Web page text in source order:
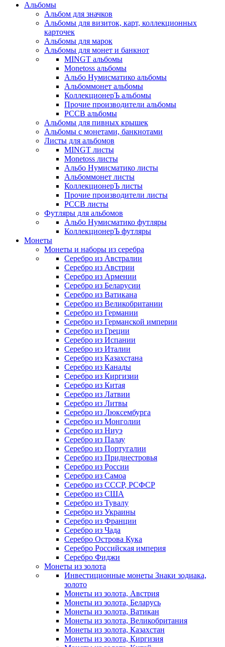
Альбомы
Альбом для значков
Альбомы для визиток, карт, коллекционных
карточек
Альбомы для марок
Альбомы для монет и банкнот
MINGT альбомы
Monetoss альбомы
Альбо Нумисматико альбомы
Альбоммонет альбомы
КоллекционерЪ альбомы
Прочие производители альбомы
РССВ альбомы
Альбомы для пивных крышек
Альбомы с монетами, банкнотами
Листы для альбомов
MINGT листы
Monetoss листы
Альбо Нумисматико листы
Альбоммонет листы
КоллекционерЪ листы
Прочие производители листы
РССВ листы
Футляры для альбомов
Альбо Нумисматико футляры
КоллекционерЪ футляры
Монеты
Монеты и наборы из серебра
Серебро из Австралии
Серебро из Австрии
Серебро из Армении
Серебро из Беларусии
Серебро из Ватикана
Серебро из Великобритании
Серебро из Германии
Серебро из Германской империи
Серебро из Греции
Серебро из Испании
Серебро из Италии
Серебро из Казахстана
Серебро из Канады
Серебро из Киргизии
Серебро из Китая
Серебро из Латвии
Серебро из Литвы
Серебро из Люксембурга
Серебро из Монголии
Серебро из Ниуэ
Серебро из Палау
Серебро из Португалии
Серебро из Приднестровья
Серебро из России
Серебро из Самоа
Серебро из СССР, РСФСР
Серебро из США
Серебро из Тувалу
Серебро из Украины
Серебро из Франции
Серебро из Чада
Серебро Острова Кука
Серебро Российская империя
Серебро Фиджи
Монеты из золота
Инвестиционные монеты Знаки зодиака,
золото
Монеты из золота, Австрия
Монеты из золота, Беларусь
Монеты из золота, Ватикан
Монеты из золота, Великобритания
Монеты из золота, Казахстан
Монеты из золота, Киргизия